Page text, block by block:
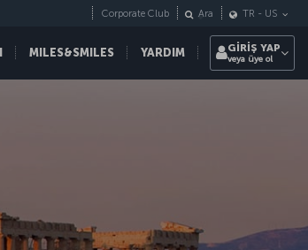
MILES&SMILES YARDIM
Corporate Club Ara TR - US
GİRİŞ YAP
veya üye ol